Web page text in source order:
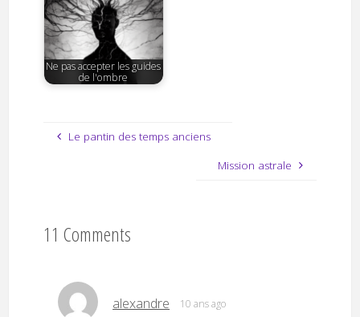
Ne pas accepter les guides
de l'ombre
Le pantin des temps anciens
Mission astrale
11 Comments
alexandre 10 ans ago